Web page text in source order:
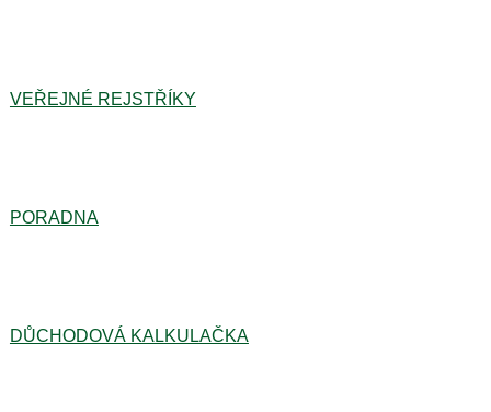
VEŘEJNÉ REJSTŘÍKY
PORADNA
DŮCHODOVÁ KALKULAČKA